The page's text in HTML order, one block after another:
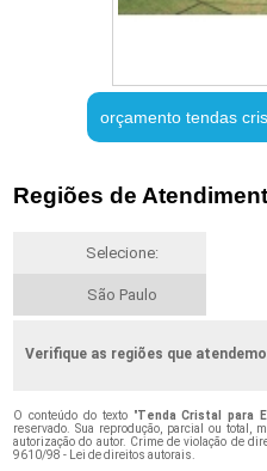
orçamento tendas
Regiões de
Selecione:
São Paulo
Verifique as regiões que
O conteúdo do texto "Tenda Cristal para
reservado. Sua reprodução, parcial ou total,
autorização do autor. Crime de violação de
9610/98 - Lei de direitos autorais